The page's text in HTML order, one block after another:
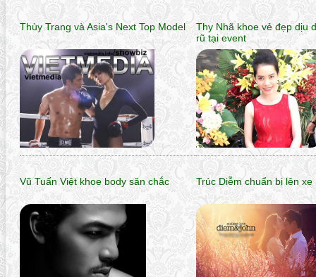
Thùy Trang và Asia's Next Top Model
Thy Nhã khoe vẻ đẹp dịu
rũ tại event
Vũ Tuấn Việt khoe body săn chắc Trúc Diễm chuẩn bị lên xe